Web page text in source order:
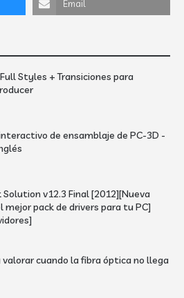
Styles + Transiciones para
de ensamblaje de PC-3D -
Solution v12.3 Final [2012][Nueva
mejor pack de drivers para tu PC]
valorar cuando la fibra óptica no llega